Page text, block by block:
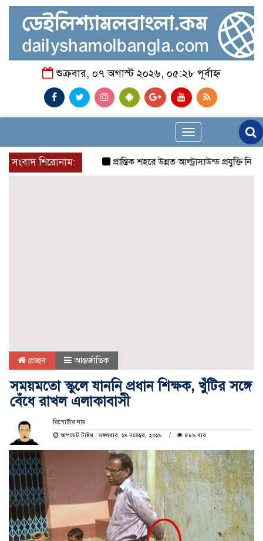
শুক্রবার, ০৭ অগাস্ট ২০২৬, ০৫:২৮ পূর্বাহ্ন
Toggle
navigation
সংবাদ শিরোনাম:
প্রান্তিক শহরে উন্নত আল্ট্রাসাউন্ড প্রযুক্তি নিয়ে
প্রচ্ছদ আন্তর্জাতিক
সময়মতো স্কুলে যাননি প্রধান শিক্ষক, খুঁটির সঙ্গে
বেঁধে রাখল এলাকাবাসী
রিপোর্টার নাম
আপডেট টাইম : মঙ্গলবার, ১৯ নভেম্বর, ২০১৯
৪৮৯ বার